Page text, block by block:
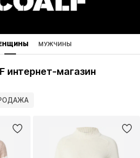
МУЖЧИНЫ
интернет-магазин